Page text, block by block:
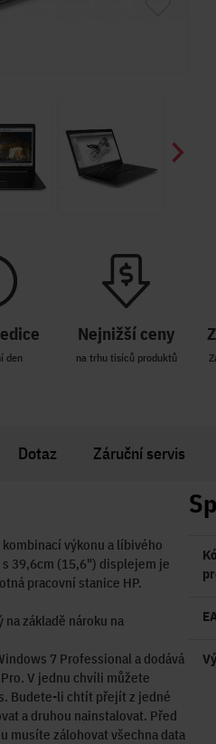
den
Nejnižší ceny
na trhu tisíců produktů
Dotaz Záruční servis
výkonu a líbivého
39,6cm (15,6") displejem je
pracovní stanice HP.
základě nároku na
7 Professional a dodává
V jednu chvíli můžete
Budete-li chtít přejít z jedné
a druhou nainstalovat. Před
musíte zálohovat všechna data